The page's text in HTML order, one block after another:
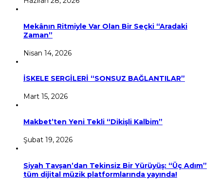
Mekânın Ritmiyle Var Olan Bir Seçki “Aradaki
Zaman”
Nisan 14, 2026
İSKELE SERGİLERİ “SONSUZ BAĞLANTILAR”
Mart 15, 2026
Makbet’ten Yeni Tekli “Dikişli Kalbim”
Şubat 19, 2026
Siyah Tavşan’dan Tekinsiz Bir Yürüyüş: “Üç Adım”
tüm dijital müzik platformlarında yayında!